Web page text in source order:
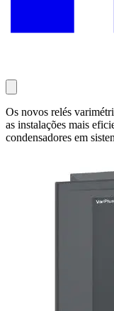
Os novos relés
as instalações mais
condensadores em